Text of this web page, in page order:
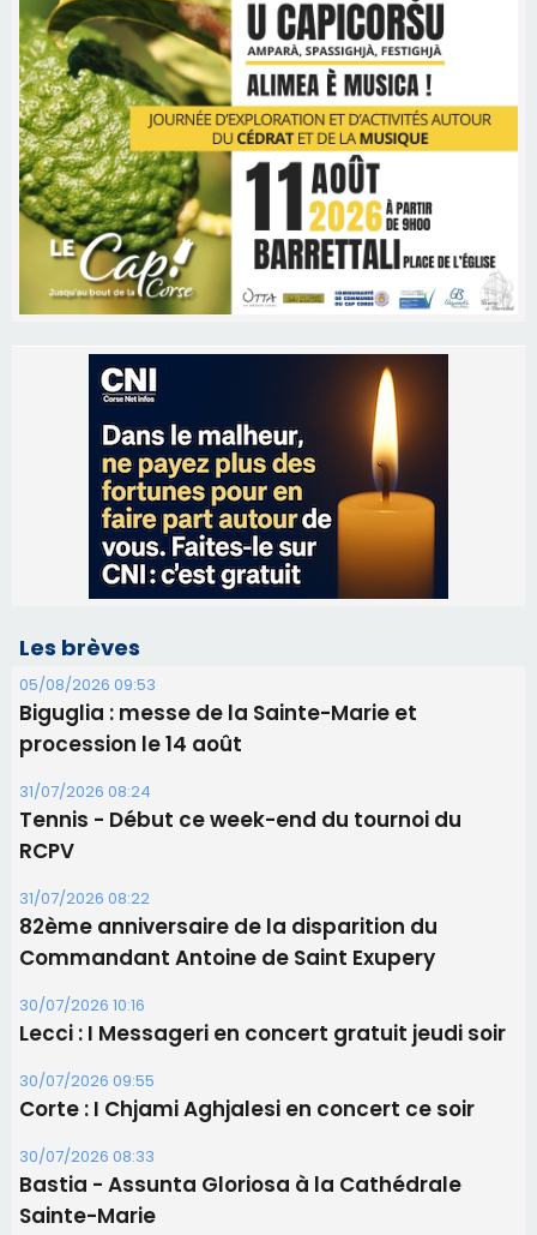
Les brèves
05/08/2026 09:53
Biguglia : messe de la Sainte-Marie et
procession le 14 août
31/07/2026 08:24
Tennis - Début ce week-end du tournoi du
31/07/2026 08:22
82ème anniversaire de la disparition du
Commandant Antoine de Saint Exupery
30/07/2026 10:16
Lecci : I Messageri en concert gratuit jeudi soir
30/07/2026 09:55
Corte : I Chjami Aghjalesi en concert ce soir
30/07/2026 08:33
Bastia - Assunta Gloriosa à la Cathédrale
Sainte-Marie
Les plus lus
Satine Nomary est la nouvelle Miss Corse 2026
Éclipse du 12 août : la Corse aux premières loges
d'un spectacle qui ne reviendra pas avant 2081